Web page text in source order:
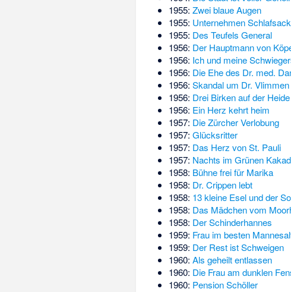
1955: Zwei blaue Augen
1955: Unternehmen Schlafsack
1955: Des Teufels General
1956: Der Hauptmann von
1956: Ich und meine
1956: Die Ehe des Dr. med.
1956: Skandal um Dr. Vlimmen
1956: Drei Birken auf der Heide
1956: Ein Herz kehrt heim
1957: Die Zürcher Verlobung
1957: Glücksritter
1957: Das Herz von St. Pauli
1957: Nachts im Grünen
1958: Bühne frei für Marika
1958: Dr. Crippen lebt
1958: 13 kleine Esel und der
1958: Das Mädchen vom
1958: Der Schinderhannes
1959: Frau im besten
1959: Der Rest ist Schweigen
1960: Als geheilt entlassen
1960: Die Frau am dunklen
1960: Pension Schöller